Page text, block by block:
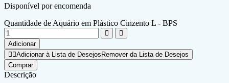
Disponível por encomenda
Quantidade de Aquário em Plástico Cinzento L - BPS
Adicionar
Adicionar à Lista de Desejos Remover da Lista de Desejos
Comprar
Descrição